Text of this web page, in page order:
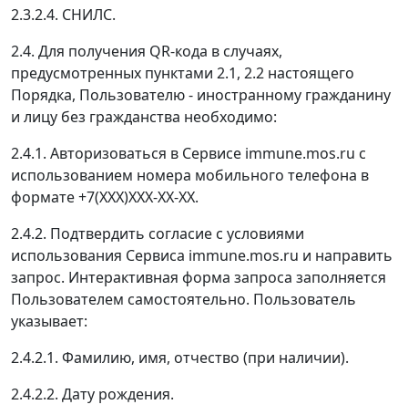
2.3.2.4. СНИЛС.
2.4. Для получения QR-кода в случаях,
предусмотренных пунктами 2.1, 2.2 настоящего
Порядка, Пользователю - иностранному гражданину
и лицу без гражданства необходимо:
2.4.1. Авторизоваться в Сервисе immune.mos.ru с
использованием номера мобильного телефона в
формате +7(ХХХ)ХХХ-ХХ-ХХ.
2.4.2. Подтвердить согласие с условиями
использования Сервиса immune.mos.ru и направить
запрос. Интерактивная форма запроса заполняется
Пользователем самостоятельно. Пользователь
указывает:
2.4.2.1. Фамилию, имя, отчество (при наличии).
2.4.2.2. Дату рождения.